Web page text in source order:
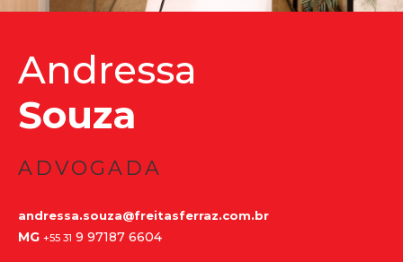
Andressa
Souza
ADVOGADA
andressa.souza@freitasferraz.com.br
MG +55 31 9 97187 6604